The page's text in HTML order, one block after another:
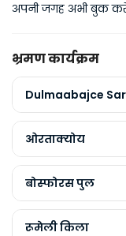
अपनी जगह अभी बुक
भ्रमण कार्यक्रम
Dulmaabajce
ओरताक्योय
बोस्फोरस पुल
रूमेली किला